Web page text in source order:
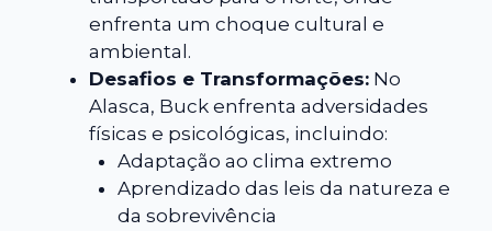
enfrenta um choque cultural e
ambiental.
Desafios e Transformações: No
Alasca, Buck enfrenta adversidades
físicas e psicológicas, incluindo:
Adaptação ao clima extremo
Aprendizado das leis da natureza e
da sobrevivência